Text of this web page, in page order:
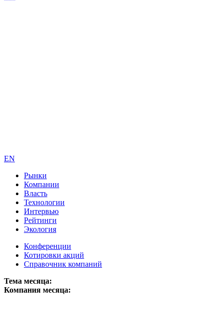
EN
Рынки
Компании
Власть
Технологии
Интервью
Рейтинги
Экология
Конференции
Котировки акций
Справочник компаний
Тема месяца:
Компания месяца: